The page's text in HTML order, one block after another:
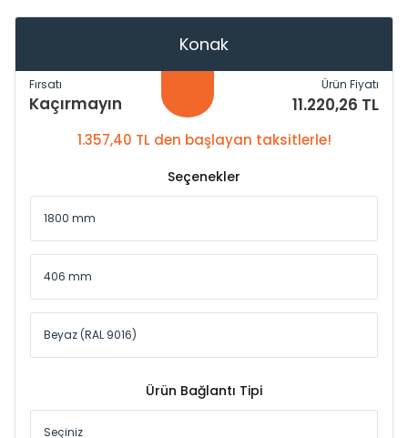
Konak
Fırsatı
Kaçırmayın
Ürün Fiyatı
11.220,26 TL
1.357,40 TL den başlayan taksitlerle!
Seçenekler
Ürün Bağlantı Tipi